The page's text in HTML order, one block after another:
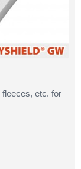
fleeces, etc. for